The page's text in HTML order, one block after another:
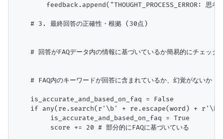
feedback.append("THOUGHT_PROCESS_ERROR: 思考ステ
    # 3. 最終回答の正確性・根拠 (30点)
# 回答がFAQデータ内の情報に基づいているか簡易的にチェック
    # FAQ内のキーワードが回答に含まれているか、幻覚がないか
    is_accurate_and_based_on_faq = False
if any(re.search(r'\b' + re.escape(word) +
         is_accurate_and_based_on_faq = True
         score += 20 # 部分的にFAQに基づいている